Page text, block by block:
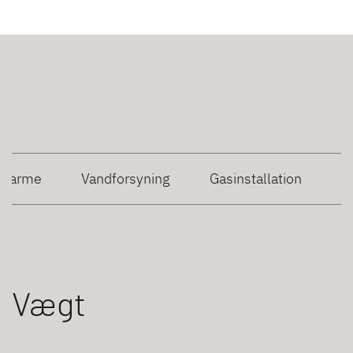
Varme Vandforsyning Gasinstallation
Vægt